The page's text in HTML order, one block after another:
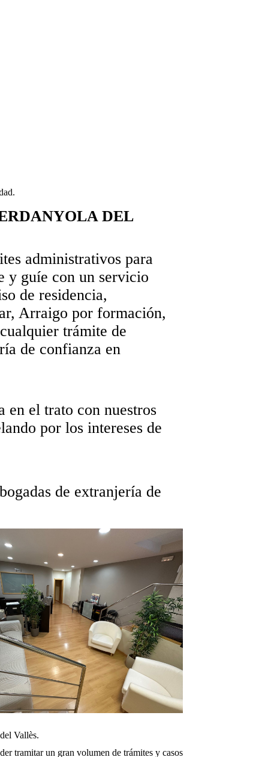
DEL
administrativos para
y guíe con un servicio
de residencia,
Arraigo por formación,
trámite de
de confianza en
en el trato con nuestros
por los intereses de
de extranjería de
Vallès.
tramitar un gran volumen de trámites y casos